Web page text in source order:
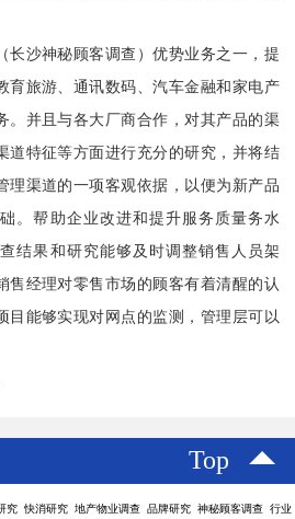
长沙神秘顾客调查）优势业务之一，提
育旅游、通讯数码、汽车金融和家电产
。并且与各大厂商合作，对其产品的渠
道特征等方面进行充分的研究，并将结
理渠道的一项客观依据，以便为新产品
。帮助企业改进和提升服务质量务水
结果和研究能够及时调整销售人员架
售经理对零售市场的顾客有着清醒的认
目能够实现对网点的监测，管理层可以
Top
究 快消研究 地产物业调查 品牌研究 神秘顾客调查 行业